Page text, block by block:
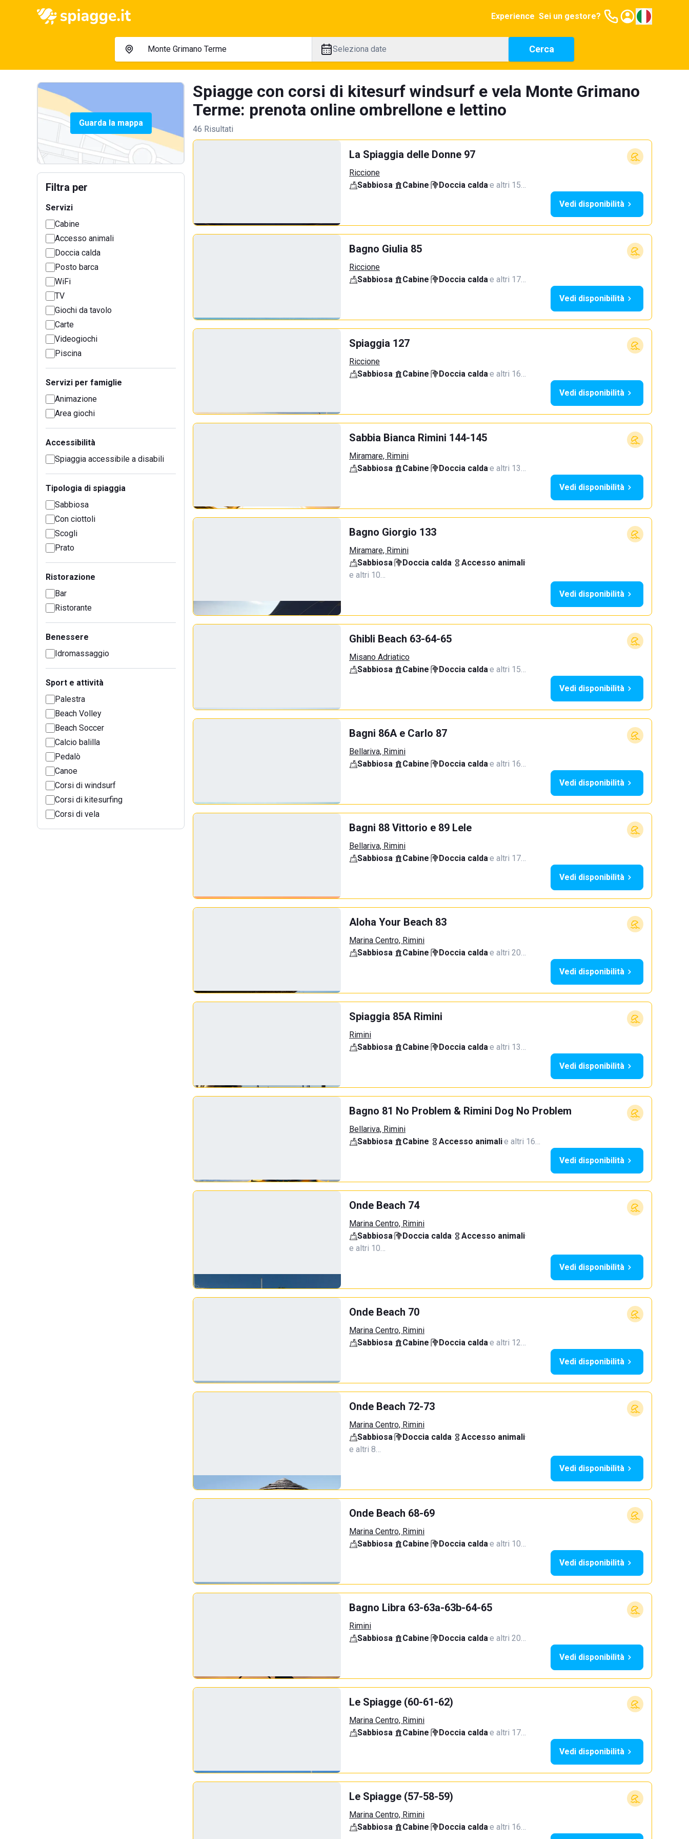
Experience Sei un gestore?
Seleziona date Cerca
Guarda la mappa
Filtra per
Servizi
Cabine
Accesso animali
Doccia calda
Posto barca
WiFi
TV
Giochi da tavolo
Carte
Videogiochi
Piscina
Servizi per famiglie
Animazione
Area giochi
Accessibilità
Spiaggia accessibile a disabili
Tipologia di spiaggia
Sabbiosa
Con ciottoli
Scogli
Prato
Ristorazione
Bar
Ristorante
Benessere
Idromassaggio
Sport e attività
Palestra
Beach Volley
Beach Soccer
Calcio balilla
Pedalò
Canoe
Corsi di windsurf
Corsi di kitesurfing
Corsi di vela
Spiagge con corsi di kitesurf windsurf e vela Monte Grimano
Terme: prenota online ombrellone e lettino
46 Risultati
La Spiaggia delle Donne 97
Riccione
Sabbiosa· Cabine· Doccia calda·e altri 15…
Vedi disponibilità
Bagno Giulia 85
Riccione
Sabbiosa· Cabine· Doccia calda·e altri 17…
Vedi disponibilità
Spiaggia 127
Riccione
Sabbiosa· Cabine· Doccia calda·e altri 16…
Vedi disponibilità
Sabbia Bianca Rimini 144-145
Miramare, Rimini
Sabbiosa· Cabine· Doccia calda·e altri 13…
Vedi disponibilità
Bagno Giorgio 133
Miramare, Rimini
Sabbiosa· Doccia calda· Accesso animali·
e altri 10…
Vedi disponibilità
Ghibli Beach 63-64-65
Misano Adriatico
Sabbiosa· Cabine· Doccia calda·e altri 15…
Vedi disponibilità
Bagni 86A e Carlo 87
Bellariva, Rimini
Sabbiosa· Cabine· Doccia calda·e altri 16…
Vedi disponibilità
Bagni 88 Vittorio e 89 Lele
Bellariva, Rimini
Sabbiosa· Cabine· Doccia calda·e altri 17…
Vedi disponibilità
Aloha Your Beach 83
Marina Centro, Rimini
Sabbiosa· Cabine· Doccia calda·e altri 20…
Vedi disponibilità
Spiaggia 85A Rimini
Rimini
Sabbiosa· Cabine· Doccia calda·e altri 13…
Vedi disponibilità
Bagno 81 No Problem & Rimini Dog No Problem
Bellariva, Rimini
Sabbiosa· Cabine· Accesso animali·e altri 16…
Vedi disponibilità
Onde Beach 74
Marina Centro, Rimini
Sabbiosa· Doccia calda· Accesso animali·
e altri 10…
Vedi disponibilità
Onde Beach 70
Marina Centro, Rimini
Sabbiosa· Cabine· Doccia calda·e altri 12…
Vedi disponibilità
Onde Beach 72-73
Marina Centro, Rimini
Sabbiosa· Doccia calda· Accesso animali·
e altri 8…
Vedi disponibilità
Onde Beach 68-69
Marina Centro, Rimini
Sabbiosa· Cabine· Doccia calda·e altri 10…
Vedi disponibilità
Bagno Libra 63-63a-63b-64-65
Rimini
Sabbiosa· Cabine· Doccia calda·e altri 20…
Vedi disponibilità
Le Spiagge (60-61-62)
Marina Centro, Rimini
Sabbiosa· Cabine· Doccia calda·e altri 17…
Vedi disponibilità
Le Spiagge (57-58-59)
Marina Centro, Rimini
Sabbiosa· Cabine· Doccia calda·e altri 16…